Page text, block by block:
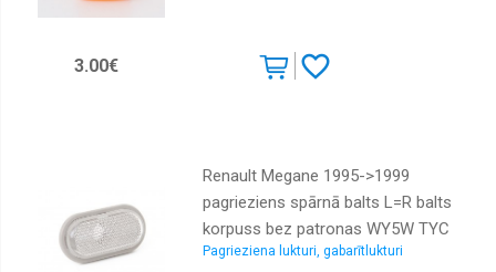
Kondicionieru
Kondicionieru
iztvaicētāji
3.00€
Renault Megane 1995->1999
pagrieziens spārnā balts L=R balts
korpuss bez patronas WY5W TYC
Pagrieziena lukturi, gabarītlukturi